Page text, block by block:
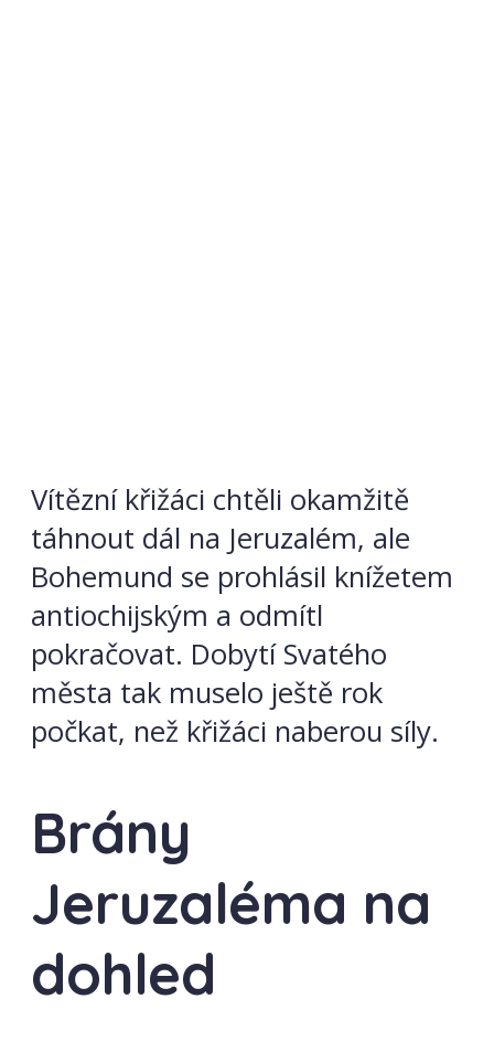
Vítězní křižáci chtěli okamžitě
táhnout dál na Jeruzalém, ale
Bohemund se prohlásil knížetem
antiochijským a odmítl
pokračovat. Dobytí Svatého
města tak muselo ještě rok
počkat, než křižáci naberou síly.
Brány
Jeruzaléma na
dohled